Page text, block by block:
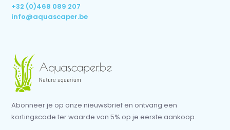
+32 (0)468 089 207
info@aquascaper.be
Abonneer je op onze nieuwsbrief en ontvang een
kortingscode ter waarde van 5% op je eerste aankoop.